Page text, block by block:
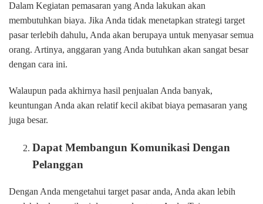
Dalam Kegiatan pemasaran yang Anda lakukan akan
membutuhkan biaya. Jika Anda tidak menetapkan strategi target
pasar terlebih dahulu, Anda akan berupaya untuk menyasar semua
orang. Artinya, anggaran yang Anda butuhkan akan sangat besar
dengan cara ini.
Walaupun pada akhirnya hasil penjualan Anda banyak,
keuntungan Anda akan relatif kecil akibat biaya pemasaran yang
juga besar.
Dapat Membangun Komunikasi Dengan
Pelanggan
Dengan Anda mengetahui target pasar anda, Anda akan lebih